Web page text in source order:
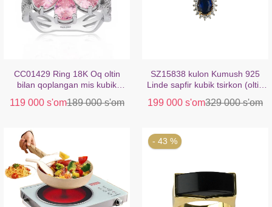
CC01429 Ring 18K Oq oltin
bilan qoplangan mis kubik
119 000 s'om189 000 s'om
SZ15838 kulon Kumush 925
Linde sapfir kubik tsirkon (oltin
199 000 s'om329 000 s'om
- 43 %